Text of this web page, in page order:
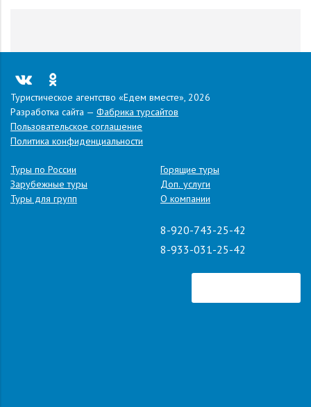
Туристическое агентство «Едем вместе», 2026
Разработка сайта — Фабрика турсайтов
Пользовательское соглашение
Политика конфиденциальности
Туры по России
Зарубежные туры
Туры для групп
Горящие туры
Доп. услуги
О компании
8-920-743-25-42
8-933-031-25-42